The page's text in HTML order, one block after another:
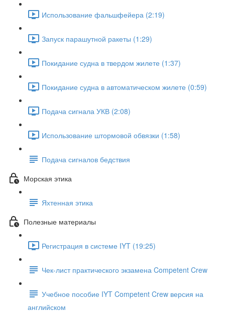
Использование фальшфейера (2:19)
Запуск парашутной ракеты (1:29)
Покидание судна в твердом жилете (1:37)
Покидание судна в автоматическом жилете (0:59)
Подача сигнала УКВ (2:08)
Использование штормовой обвязки (1:58)
Подача сигналов бедствия
Морская этика
Яхтенная этика
Полезные материалы
Регистрация в системе IYT (19:25)
Чек-лист практического экзамена Competent Crew
Учебное пособие IYT Competent Crew версия на
английском